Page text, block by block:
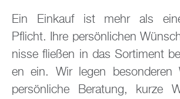
Ein Ein­kauf ist mehr als
Pflicht. Ihre per­sön­li­chen
nis­se flie­ßen in das Sor­ti­ment
en ein. Wir legen be­son­de­ren
per­sön­li­che Be­ra­tung, kurze